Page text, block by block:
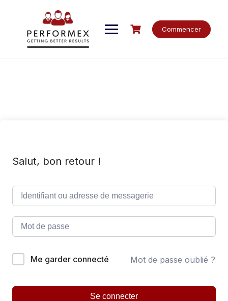
Commencer
Salut, bon retour !
Me garder connecté Mot de passe oublié ?
Se connecter